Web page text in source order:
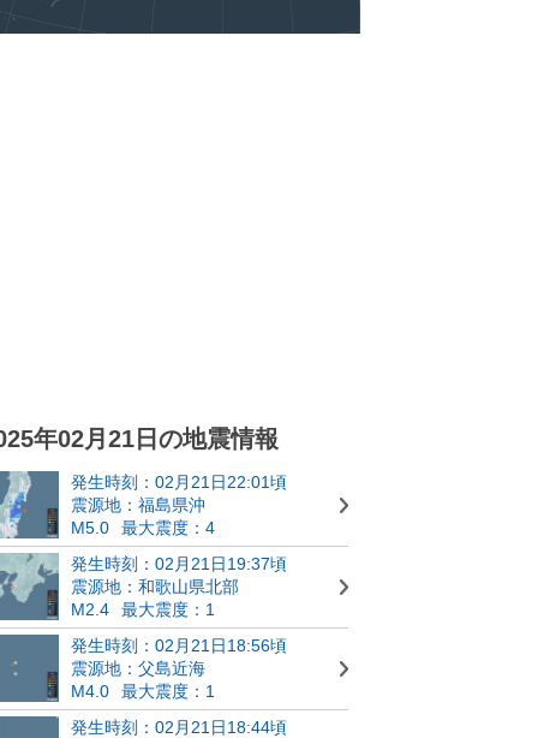
年02月21日の地震情報
発生時刻：02月21日22:01頃
震源地：福島県沖
M5.0
最大震度：4
発生時刻：02月21日19:37頃
震源地：和歌山県北部
M2.4
最大震度：1
発生時刻：02月21日18:56頃
震源地：父島近海
M4.0
最大震度：1
発生時刻：02月21日18:44頃